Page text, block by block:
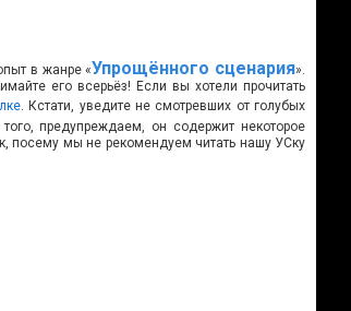
в жанре «Упрощённого сценария».
его всерьёз! Если вы хотели прочитать
. Кстати, уведите не смотревших от голубых
предупреждаем, он содержит некоторое
посему мы не рекомендуем читать нашу УСку